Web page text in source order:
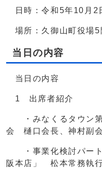
日時：令和5年10月2
場所：久御山町役場
当日の内容
当日の内容
1 出席者紹介
・みなくるタウン第
会 樋口会長、神村副
・事業化検討パート
阪本店」 松本常務執